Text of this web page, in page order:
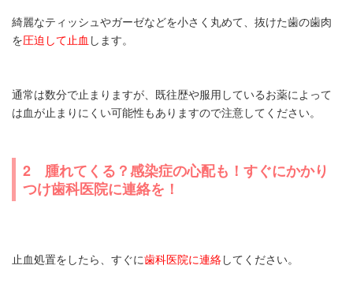
綺麗なティッシュやガーゼなどを小さく丸めて、抜けた歯の歯肉
を圧迫して止血 します。
通常は数分で止まりますが、既往歴や服用しているお薬によって
は血が止まりにくい可能性もありますので注意してください。
2 腫れてくる？感染症の心配も！すぐにかかり
つけ歯科医院に連絡を！
止血処置をしたら、すぐに歯科医院に連絡してください。